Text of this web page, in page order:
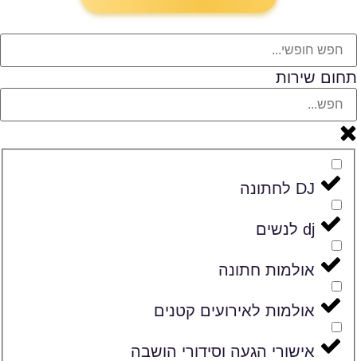
תחום שירות
DJ לחתונה
dj לנשים
אולמות חתונה
אולמות לאירועים קטנים
אישורי הגעה וסידורי הושבה